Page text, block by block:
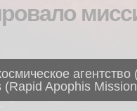
(Rapid Apophis